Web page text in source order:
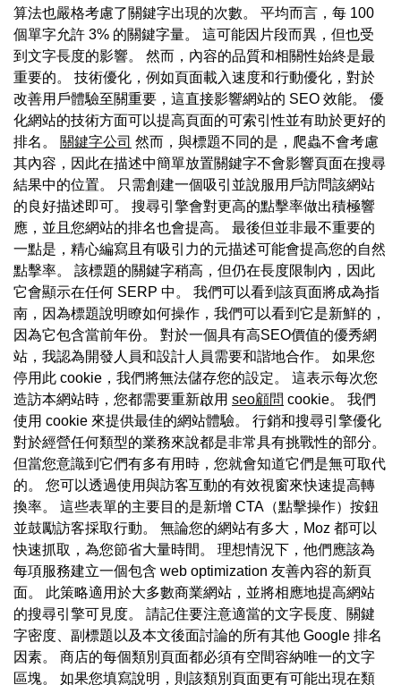
算法也嚴格考慮了關鍵字出現的次數。 平均而言，每 100
個單字允許 3% 的關鍵字量。 這可能因片段而異，但也受
到文字長度的影響。 然而，內容的品質和相關性始終是最
重要的。 技術優化，例如頁面載入速度和行動優化，對於
改善用戶體驗至關重要，這直接影響網站的 SEO 效能。 優
化網站的技術方面可以提高頁面的可索引性並有助於更好的
排名。 關鍵字公司 然而，與標題不同的是，爬蟲不會考慮
其內容，因此在描述中簡單放置關鍵字不會影響頁面在搜尋
結果中的位置。 只需創建一個吸引並說服用戶訪問該網站
的良好描述即可。 搜尋引擎會對更高的點擊率做出積極響
應，並且您網站的排名也會提高。 最後但並非最不重要的
一點是，精心編寫且有吸引力的元描述可能會提高您的自然
點擊率。 該標題的關鍵字稍高，但仍在長度限制內，因此
它會顯示在任何 SERP 中。 我們可以看到該頁面將成為指
南，因為標題說明瞭如何操作，我們可以看到它是新鮮的，
因為它包含當前年份。 對於一個具有高SEO價值的優秀網
站，我認為開發人員和設計人員需要和諧地合作。 如果您
停用此 cookie，我們將無法儲存您的設定。 這表示每次您
造訪本網站時，您都需要重新啟用 seo顧問 cookie。 我們
使用 cookie 來提供最佳的網站體驗。 行銷和搜尋引擎優化
對於經營任何類型的業務來說都是非常具有挑戰性的部分。
但當您意識到它們有多有用時，您就會知道它們是無可取代
的。 您可以透過使用與訪客互動的有效視窗來快速提高轉
換率。 這些表單的主要目的是新增 CTA（點擊操作）按鈕
並鼓勵訪客採取行動。 無論您的網站有多大，Moz 都可以
快速抓取，為您節省大量時間。 理想情況下，他們應該為
每項服務建立一個包含 web optimization 友善內容的新頁
面。 此策略適用於大多數商業網站，並將相應地提高網站
的搜尋引擎可見度。 請記住要注意適當的文字長度、關鍵
字密度、副標題以及本文後面討論的所有其他 Google 排名
因素。 商店的每個類別頁面都必須有空間容納唯一的文字
區塊。 如果您填寫說明，則該類別頁面更有可能出現在類